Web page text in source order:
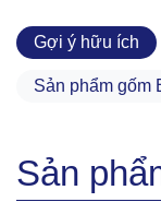
Gợi ý hữu ích
Sản phẩm gốm
Sản